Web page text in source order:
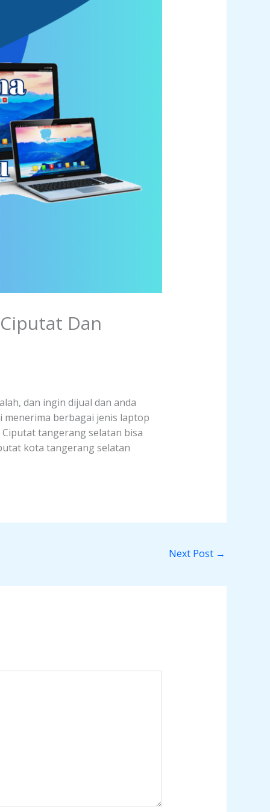
Dan
dan ingin dijual dan anda
menerima berbagai jenis laptop
Ciputat tangerang selatan bisa
kota tangerang selatan
Next Post →